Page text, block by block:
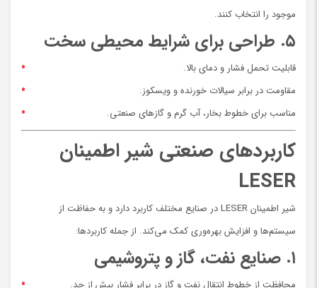
موجود را انتخاب کنند.
۵. طراحی برای شرایط محیطی سخت
قابلیت تحمل فشار و دمای بالا.
مقاومت در برابر سیالات خورنده و ویسکوز.
مناسب برای خطوط بخار، آب گرم و گازهای صنعتی.
کاربردهای صنعتی شیر اطمینان
LESER
شیر اطمینان LESER در صنایع مختلف کاربرد دارد و به حفاظت از
سیستم‌ها و افزایش بهره‌وری کمک می‌کند. از جمله کاربردها:
۱. صنایع نفت، گاز و پتروشیمی
محافظت از خطوط انتقال نفت و گاز در برابر فشار بیش از حد.